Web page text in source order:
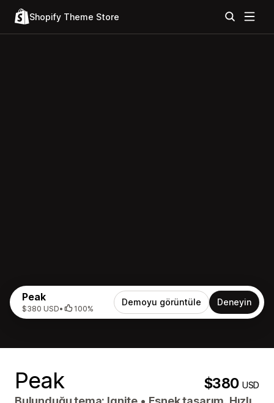
Shopify Theme Store
Peak
$380 USD• 100%
Demoyu görüntüle Deneyin
Peak $380USD